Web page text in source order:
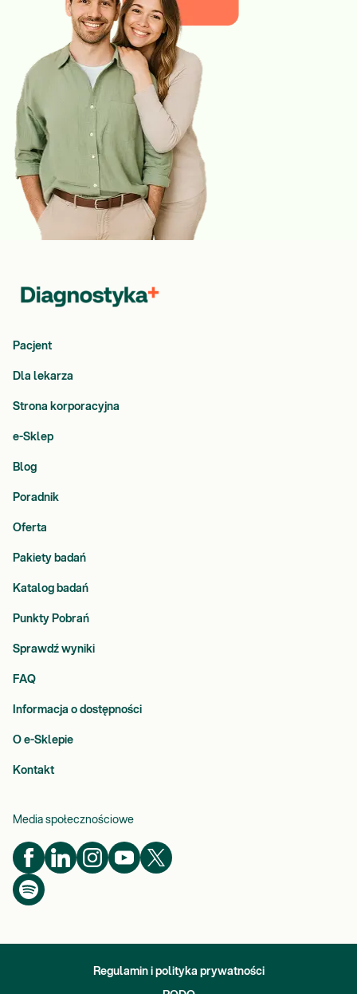
Pacjent
Dla lekarza
Strona korporacyjna
e-Sklep
Blog
Poradnik
Oferta
Pakiety badań
Katalog badań
Punkty Pobrań
Sprawdź wyniki
FAQ
Informacja o dostępności
O e-Sklepie
Kontakt
Media społecznościowe
Regulamin i polityka prywatności